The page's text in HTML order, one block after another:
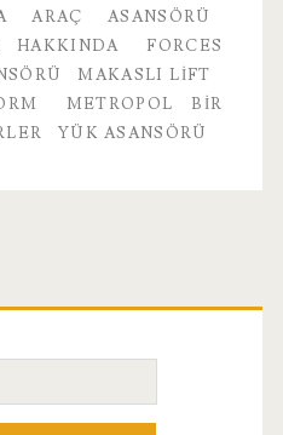
ARAÇ ASANSÖRÜ
HAKKINDA
FORCES
MAKASLI LIFT
METROPOL BIR
YÜK ASANSÖRÜ